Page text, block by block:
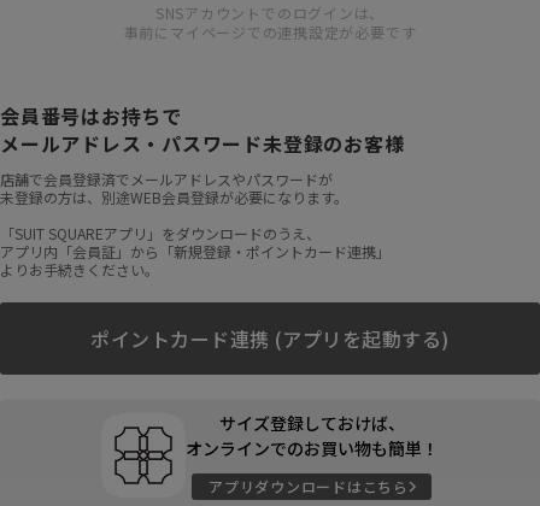
SNSアカウントでのログインは、
事前にマイページでの連携設定が必要です
会員番号はお持ちで
メールアドレス・パスワード未登録のお客様
店舗で会員登録済でメールアドレスやパスワードが
未登録の方は、別途WEB会員登録が必要になります。
「SUIT SQUAREアプリ」をダウンロードのうえ、
アプリ内「会員証」から「新規登録・ポイントカード連携」
よりお手続きください。
ポイントカード連携 (アプリを起動する)
サイズ登録しておけば、
オンラインでのお買い物も簡単！
アプリダウンロードはこちら